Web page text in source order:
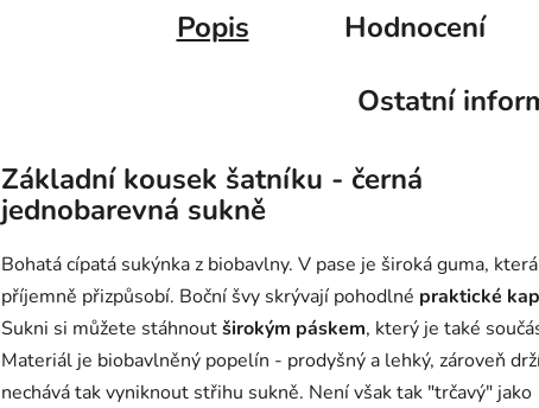
Popis Hodnocení
Ostatní
Základní kousek šatníku - černá
jednobarevná sukně
Bohatá cípatá sukýnka z biobavlny. V pase je široká guma,
příjemně přizpůsobí. Boční švy skrývají pohodlné praktické
Sukni si můžete stáhnoutširokým páskem, který je také
Materiál je biobavlněný popelín - prodyšný a lehký, zároveň
nechává tak vyniknout střihu sukně. Není však tak "trčavý" jako